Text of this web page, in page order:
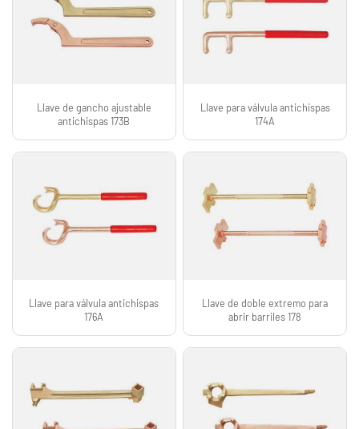
Llave de gancho ajustable
antichispas 173B
Llave para válvula antichispas
174A
Llave para válvula antichispas
176A
Llave de doble extremo para
abrir barriles 178